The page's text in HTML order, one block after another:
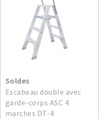
Soldes
Escabeau double avec
garde-corps ASC 4
marches DT-4